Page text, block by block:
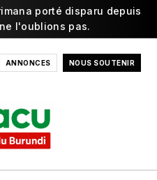
porté disparu depuis
l'oublions pas.
ANNONCES NOUS SOUTENIR